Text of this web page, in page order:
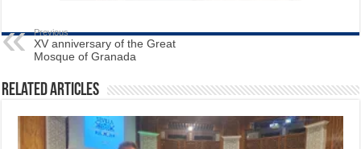
Previous
XV anniversary of the Great
Mosque of Granada
Related Articles